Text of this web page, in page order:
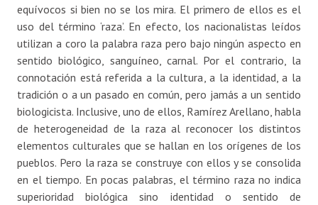
equívocos si bien no se los mira. El primero de ellos es el
uso del término ‘raza’. En efecto, los nacionalistas leídos
utilizan a coro la palabra raza pero bajo ningún aspecto en
sentido biológico, sanguíneo, carnal. Por el contrario, la
connotación está referida a la cultura, a la identidad, a la
tradición o a un pasado en común, pero jamás a un sentido
biologicista. Inclusive, uno de ellos, Ramírez Arellano, habla
de heterogeneidad de la raza al reconocer los distintos
elementos culturales que se hallan en los orígenes de los
pueblos. Pero la raza se construye con ellos y se consolida
en el tiempo. En pocas palabras, el término raza no indica
superioridad biológica sino identidad o sentido de